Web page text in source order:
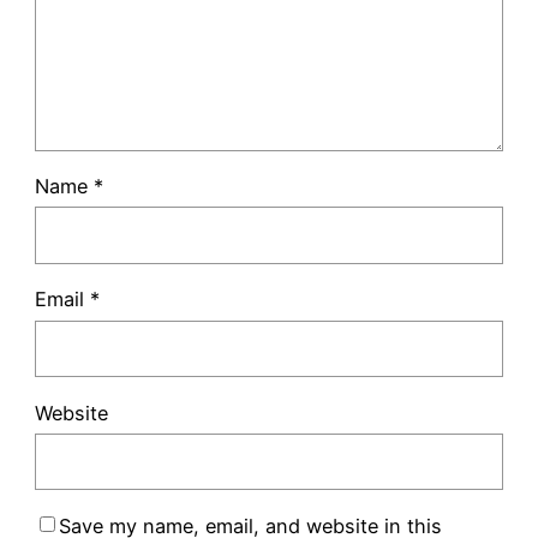
Name *
Email *
Website
Save my name, email, and website in this